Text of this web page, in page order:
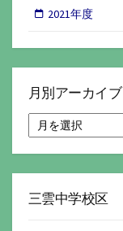
2021年度
月別アーカイブ
別
ア
イ
三雲中学校区